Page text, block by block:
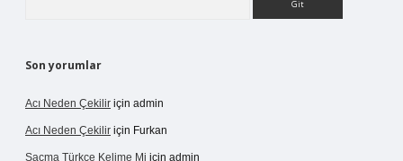
Son yorumlar
Acı Neden Çekilir için admin
Acı Neden Çekilir için Furkan
Saçma Türkçe Kelime Mi için admin